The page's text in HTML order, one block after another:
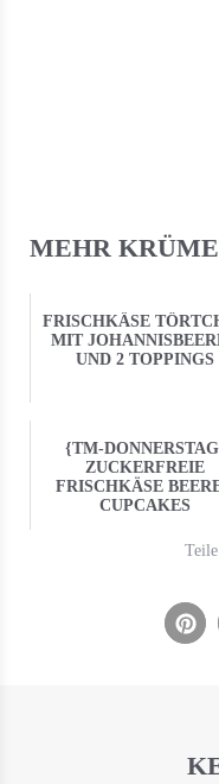
MEHR
FRISCHKÄSE
MIT
UND 2 TOPPINGS
{TM-
ZUCKERFREIE
FRISCHKÄSE
CUPCAKES